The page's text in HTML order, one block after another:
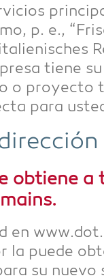
p. e.,
tiene
o proyec­to
para
obtiene
en
la pue­de
su